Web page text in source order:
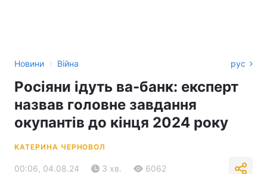
Новини › Війна рус
Росіяни ідуть ва-банк: експерт
назвав головне завдання
окупантів до кінця 2024 року
КАТЕРИНА ЧЕРНОВОЛ
00:06, 04.08.24 3 хв. 6062